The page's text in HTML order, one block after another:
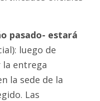
pasado- estará
luego de
entrega
la sede de la
Las